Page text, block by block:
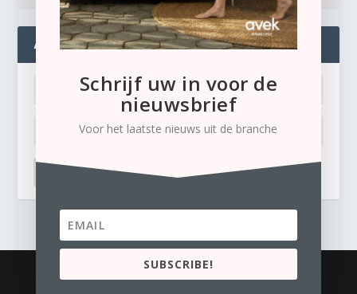
ADMIN
Ik ben mijn wachtwoord kwijt
Business Content Media
Schrijf uw in voor de
nieuwsbrief
Voor het laatste nieuws uit de branche
SUBSCRIBE!